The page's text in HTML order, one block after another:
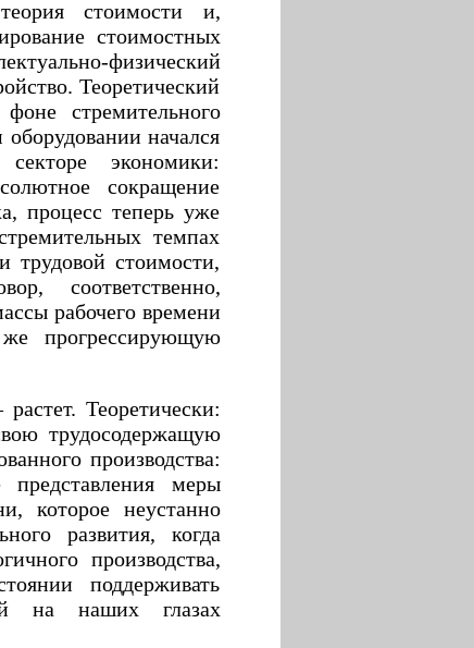
стоимости и,
стоимостных
физический
Теоретический
стремительного
начался
экономики:
сокращение
процесс теперь уже
темпах
трудовой стоимости,
соответственно,
рабочего времени
же прогрессирующую
Теоретически:
трудосодержащую
производства:
представления меры
которое неустанно
развития, когда
производства,
поддерживать
на наших глазах